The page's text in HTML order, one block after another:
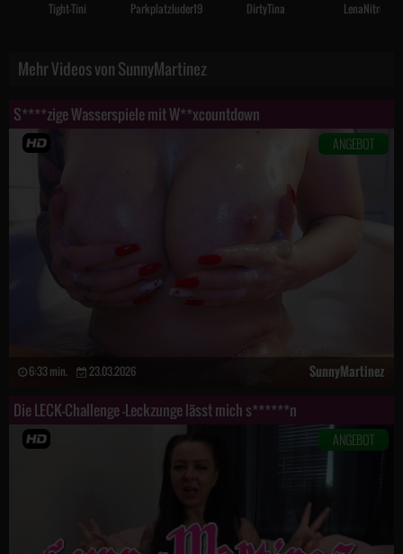
Tight-Tini Parkplatzluder19 DirtyTina LenaNitro
Mehr Videos von SunnyMartinez
S****zige Wasserspiele mit W**xcountdown
ANGEBOT
6:33 min. 23.03.2026 SunnyMartinez
Die LECK-Challenge -Leckzunge lässt mich s******n
ANGEBOT